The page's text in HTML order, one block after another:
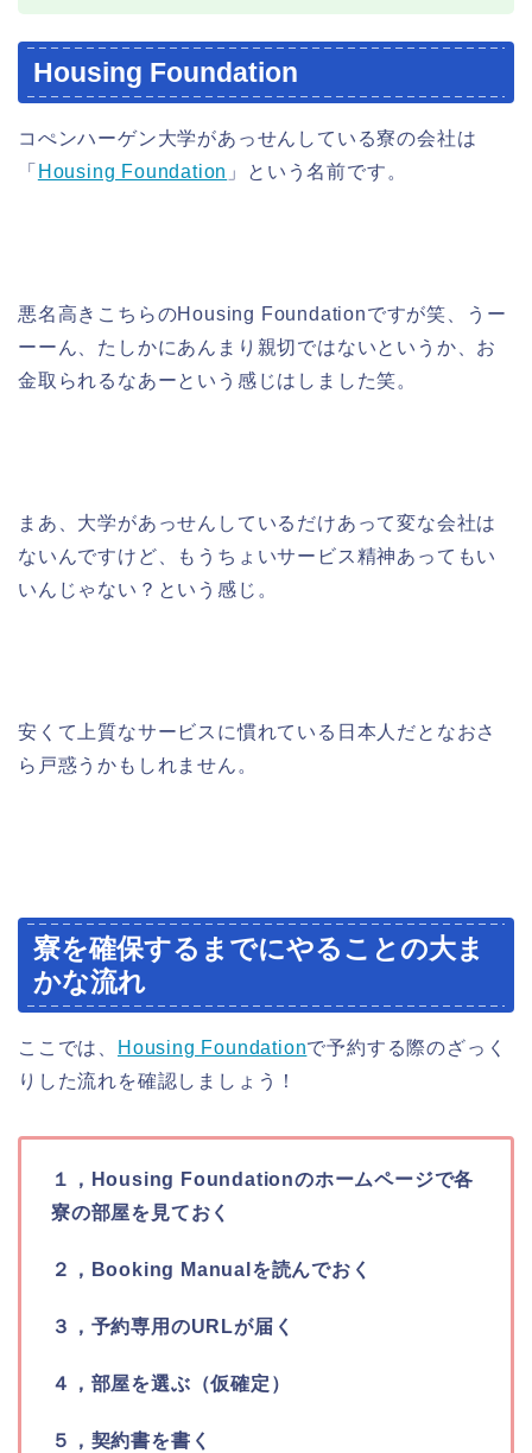
Housing Foundation
コぺンハーゲン大学があっせんしている寮の会社は
「 Housing Foundation 」という名前です。
悪名高きこちらのHousing Foundationですが笑、うー
ーーん、たしかにあんまり親切ではないというか、お
金取られるなあーという感じはしました笑。
まあ、大学があっせんしているだけあって変な会社は
ないんですけど、もうちょいサービス精神あってもい
いんじゃない？という感じ。
安くて上質なサービスに慣れている日本人だとなおさ
ら戸惑うかもしれません。
寮を確保するまでにやることの大ま
かな流れ
ここでは、 Housing Foundationで予約する際のざっく
りした流れを確認しましょう！
１，Housing Foundationのホームページで各
寮の部屋を見ておく
２，Booking Manualを読んでおく
３，予約専用のURLが届く
４，部屋を選ぶ（仮確定）
５，契約書を書く